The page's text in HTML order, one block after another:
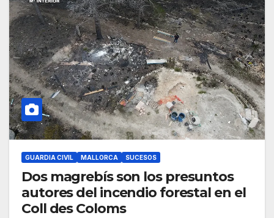
GUARDIA CIVIL MALLORCA SUCESOS
Dos magrebís son los presuntos
autores del incendio forestal en el
Coll des Coloms